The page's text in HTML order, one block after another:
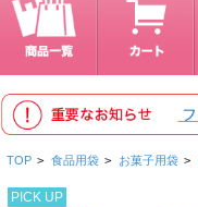
TOP > 食品用袋 > お菓子用袋 >
PICK UP